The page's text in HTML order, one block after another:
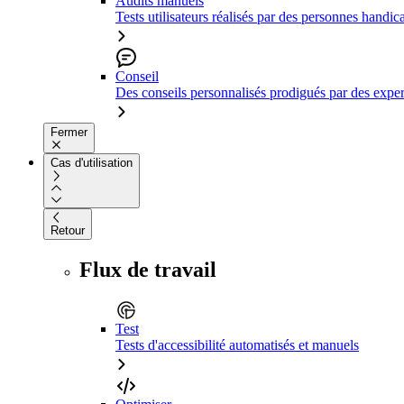
Tests utilisateurs réalisés par des personnes
Conseil
Des conseils personnalisés prodigués par des
Fermer
Cas d'utilisation
Retour
Flux de travail
Test
Tests d'accessibilité automatisés et manuels